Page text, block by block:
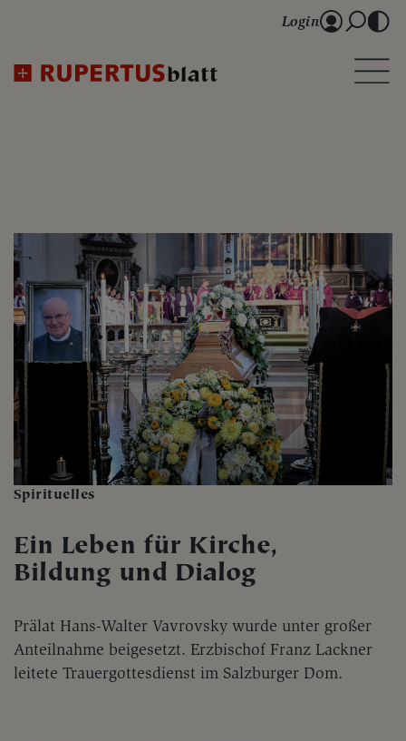
Login
Spirituelles
Ein Leben für Kirche,
Bildung und Dialog
Prälat Hans-Walter Vavrovsky wurde unter großer
Anteilnahme beigesetzt. Erzbischof Franz Lackner
leitete Trauergottesdienst im Salzburger Dom.